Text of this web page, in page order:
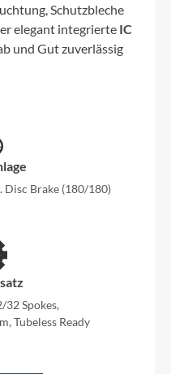
Schutzbleche
elegant integrierte IC
und Gut zuverlässig
Disc Brake (180/180)
32 Spokes,
Tubeless Ready